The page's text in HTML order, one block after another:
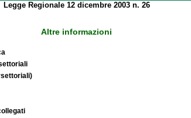
Legge Regionale 12 dicembre 2003 n. 26
Altre informazioni